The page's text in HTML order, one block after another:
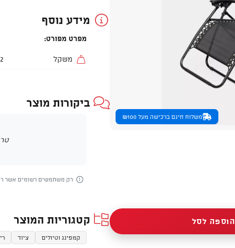
משלוח חינם ברכישה מעל ₪100
הוספה לסל
מידע נוסף
מפרט מפורט:
משקל
ביקורות מוצר
רק משתמשים רשומים אשר
קטגוריות המוצר
קמפינג וטיולים ציוד